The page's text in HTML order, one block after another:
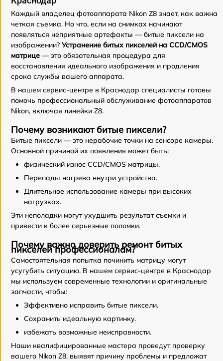
Каждый владелец фотоаппарата Nikon Z8 знает, как важна
четкая съемка. Но что, если на снимках начинают
появляться неприятные артефакты — битые пиксели на
изображении? Устранение битых пикселей на CCD/CMOS
матрице — это обязательная процедура для
восстановления идеального изображения и продления
срока службы вашего аппарата.
В нашем сервис-центре в Краснодар специалисты готовы
помочь профессиональный обслуживание фотоаппаратов
Nikon, включая линейки Z8.
Почему возникают битые пиксели?
Битые пиксели — это нерабочие точки на сенсоре камеры.
Основной причиной их появления может быть:
физический износ CCD/CMOS матрицы.
Перепады нагрева внутри устройства.
Длительное использование камеры при высоких
нагрузках.
Эти неполадки могут ухудшить результат съемки и
привести к более серьезные поломки.
Почему важно доверить ремонт битых
пикселей профессионалам?
Самостоятельная попытка починить матрицу могут
усугубить ситуацию. В нашем сервис-центре в Краснодар
мы используем современные технологии и оригинальные
запчасти, чтобы:
Эффективно исправить битые пиксели.
Сохранить идеальную картинку.
избежать возможные неисправности.
Наши квалифицированные мастера проведут проверку
вашего Nikon Z8, выявят причину проблемы и предложат